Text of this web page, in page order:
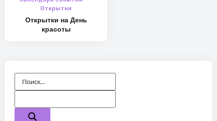
Открытки
Открытки на День
красоты